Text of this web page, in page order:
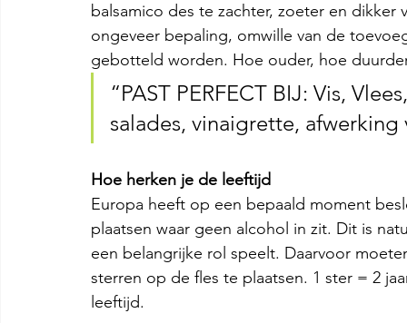
balsamico des te zachter, zoeter en
ongeveer bepaling, omwille van de
gebotteld worden. Hoe ouder, hoe
“PAST PERFECT BIJ: Vis,
salades, vinaigrette, afwerking
Hoe herken je de leeftijd
Europa heeft op een bepaald moment
plaatsen waar geen alcohol in zit. Dit is
een belangrijke rol speelt. Daarvoor
sterren op de fles te plaatsen. 1 ster = 2
leeftijd.